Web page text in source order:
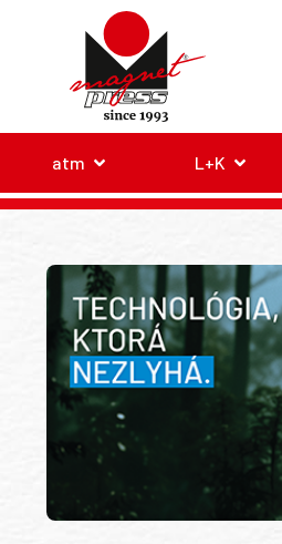
atm L+K